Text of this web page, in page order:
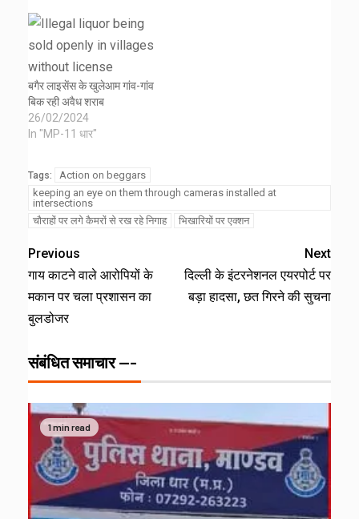
बगैर लाइसेंस के खुलेआम गांव-गांव
बिक रही अवैध शराब
26/02/2024
In "MP-11 धार"
Tags:
Action on beggars
keeping an eye on them through cameras installed at
intersections
चौराहों पर लगे कैमरों से रख रहे निगाह
भिखारियों पर एक्शन
Previous
गाय काटने वाले आरोपियों के
मकान पर चला प्रशासन का
बुलडोजर
Next
दिल्ली के इंटरनेशनल एयरपोर्ट पर
बड़ा हादसा, छत गिरने की सुचना
संबंधित समाचार ---
1 min read